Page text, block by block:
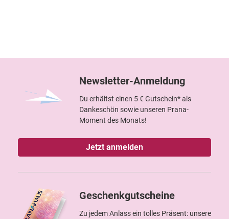
Newsletter-Anmeldung
Du erhältst einen 5 € Gutschein* als
Dankeschön sowie unseren Prana-
Moment des Monats!
Jetzt anmelden
Geschenkgutscheine
Zu jedem Anlass ein tolles Präsent: unsere